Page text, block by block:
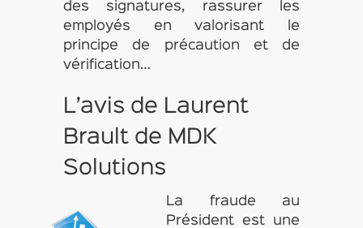
des signatures, rassurer les
employés en valorisant le
principe de précaution et de
vérification…
L’avis de Laurent
Brault de MDK
Solutions
La fraude au
Président est une